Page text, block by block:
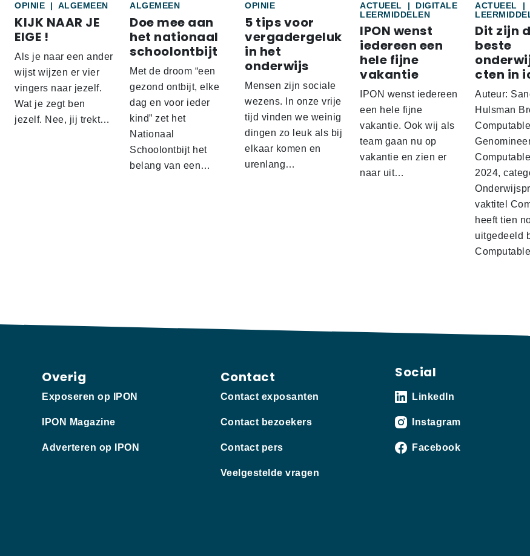
OPINIE | ALGEMEEN
KIJK NAAR JE
EIGE !
Als je naar een ander
wijst wijzen er vier
vingers naar jezelf.
Wat je zegt ben
jezelf. Nee, jij trekt…
ALGEMEEN
Doe mee aan
het nationaal
schoolontbijt
Met de droom “een
gezond ontbijt, elke
dag en voor ieder
kind” zet het
Nationaal
Schoolontbijt het
belang van een…
OPINIE
5 tips voor
vergadergeluk
in het
onderwijs
Mensen zijn sociale
wezens. In onze vrije
tijd vinden we weinig
dingen zo leuk als bij
elkaar komen en
urenlang…
ACTUEEL |
DIGITALE
LEERMIDDELEN
IPON wenst
iedereen een
hele fijne
vakantie
IPON wenst iedereen
een hele fijne
vakantie. Ook wij als
team gaan nu op
vakantie en zien er
naar uit…
ACTUEEL
|
Dit zijn
beste
cten in
Auteur:
Hulsman
Computable
2024,
vaktitel
heeft tien
uitgedeeld
Overig
Exposeren op IPON
IPON Magazine
Adverteren op IPON
Contact
Contact exposanten
Contact bezoekers
Contact pers
Veelgestelde vragen
Social
LinkedIn
Instagram
Facebook